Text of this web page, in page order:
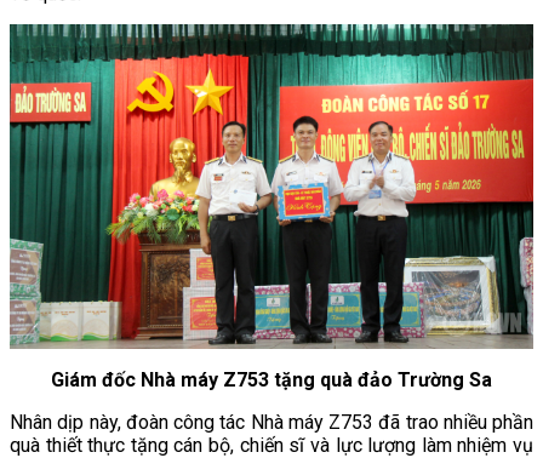
Giám đốc Nhà máy Z753 tặng quà đảo Trường Sa
Nhân dịp này, đoàn công tác Nhà máy Z753 đã trao nhiều phần
quà thiết thực tặng cán bộ, chiến sĩ và lực lượng làm nhiệm vụ